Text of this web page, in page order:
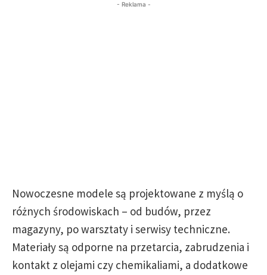
- Reklama -
Nowoczesne modele są projektowane z myślą o
różnych środowiskach – od budów, przez
magazyny, po warsztaty i serwisy techniczne.
Materiały są odporne na przetarcia, zabrudzenia i
kontakt z olejami czy chemikaliami, a dodatkowe